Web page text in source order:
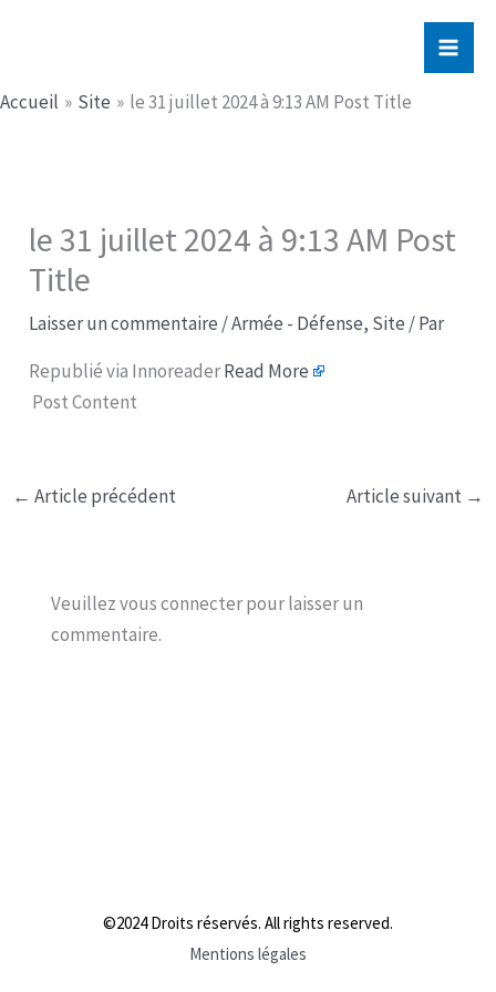
Accueil Site le 31 juillet 2024 à 9:13 AM Post Title​
le 31 juillet 2024 à 9:13 AM Post
Title​
Laisser un commentaire /Armée - Défense, Site / Par
Republié via InnoreaderRead More
Post Content
← Article précédent Article suivant →
Veuillez vous connecter pour laisser un
commentaire.
©2024 Droits réservés. All rights reserved.
Mentions légales